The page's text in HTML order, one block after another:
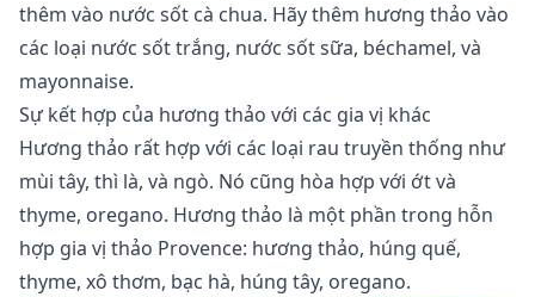
thêm vào nước sốt cà chua. Hãy thêm hương thảo vào
các loại nước sốt trắng, nước sốt sữa, béchamel, và
mayonnaise.
Sự kết hợp của hương thảo với các gia vị khác
Hương thảo rất hợp với các loại rau truyền thống như
mùi tây, thì là, và ngò. Nó cũng hòa hợp với ớt và
thyme, oregano. Hương thảo là một phần trong hỗn
hợp gia vị thảo Provence: hương thảo, húng quế,
thyme, xô thơm, bạc hà, húng tây, oregano.